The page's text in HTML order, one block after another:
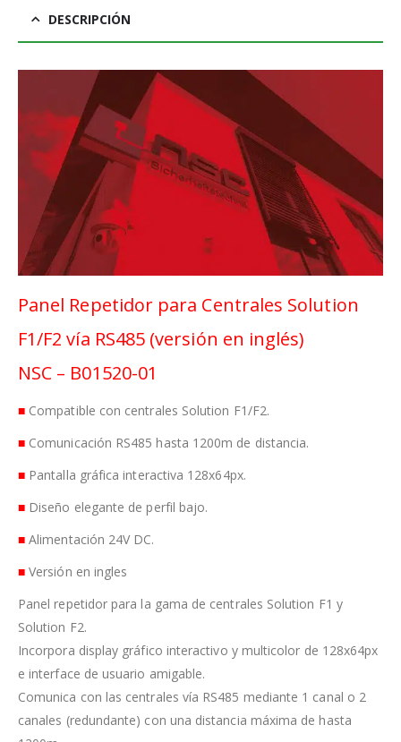
DESCRIPCIÓN
Panel Repetidor para Centrales Solution
F1/F2 vía RS485 (versión en inglés)
NSC – B01520-01
■ Compatible con centrales Solution F1/F2.
■ Comunicación RS485 hasta 1200m de distancia.
■ Pantalla gráfica interactiva 128x64px.
■ Diseño elegante de perfil bajo.
■Alimentación 24V DC.
■Versión en ingles
Panel repetidor para la gama de centrales Solution F1 y
Solution F2.
Incorpora display gráfico interactivo y multicolor de 128x64px
e interface de usuario amigable.
Comunica con las centrales vía RS485 mediante 1 canal o 2
canales (redundante) con una distancia máxima de hasta